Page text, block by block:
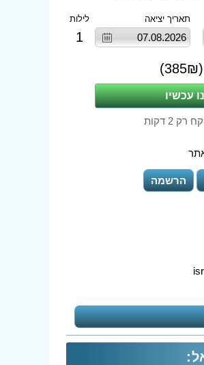
תאריך יציאה לילות
1
(
385₪)
2 דקות
הרשמה